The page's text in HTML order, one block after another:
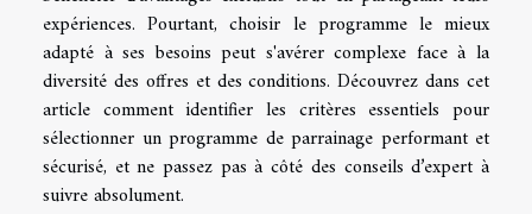
expériences. Pourtant, choisir le programme le mieux
adapté à ses besoins peut s'avérer complexe face à la
diversité des offres et des conditions. Découvrez dans cet
article comment identifier les critères essentiels pour
sélectionner un programme de parrainage performant et
sécurisé, et ne passez pas à côté des conseils d’expert à
suivre absolument.